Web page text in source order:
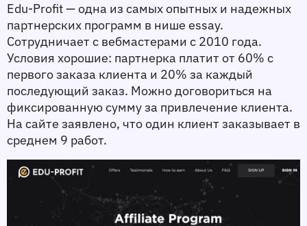
Edu-Profit — одна из самых опытных и надежных
партнерских программ в нише essay.
Сотрудничает с вебмастерами с 2010 года.
Условия хорошие: партнерка платит от 60% с
первого заказа клиента и 20% за каждый
последующий заказ. Можно договориться на
фиксированную сумму за привлечение клиента.
На сайте заявлено, что один клиент заказывает в
среднем 9 работ.